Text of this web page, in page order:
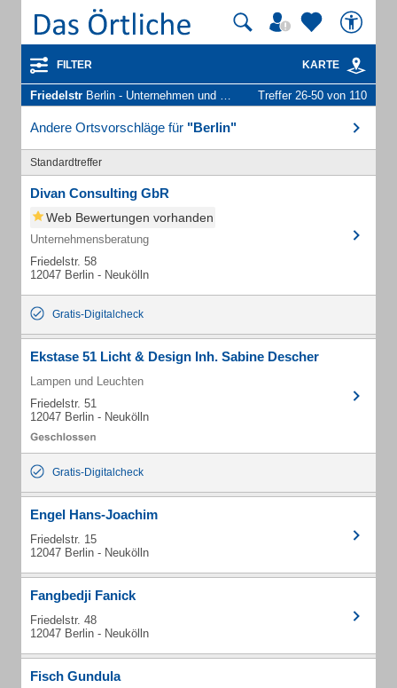
FILTER KARTE
Friedelstr Berlin - Unternehmen und Personen Treffer 26-50 von 110
Andere Ortsvorschläge für "Berlin"
Standardtreffer
Divan Consulting GbR
Web Bewertungen vorhanden
Unternehmensberatung
Friedelstr. 58
12047 Berlin - Neukölln
Gratis-Digitalcheck
Ekstase 51 Licht & Design Inh. Sabine Descher
Lampen und Leuchten
Friedelstr. 51
12047 Berlin - Neukölln
Gratis-Digitalcheck
Engel Hans-Joachim
Friedelstr. 15
12047 Berlin - Neukölln
Fangbedji Fanick
Friedelstr. 48
12047 Berlin - Neukölln
Fisch Gundula